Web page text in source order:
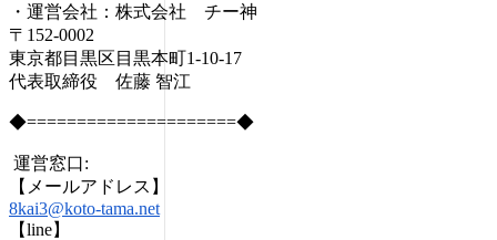
・運営会社：株式会社 チー神
〒152-0002
東京都目黒区目黒本町1-10-17
代表取締役 佐藤 智江
◆=====================◆
運営窓口:
【メールアドレス】
8kai3@koto-tama.net
【line】